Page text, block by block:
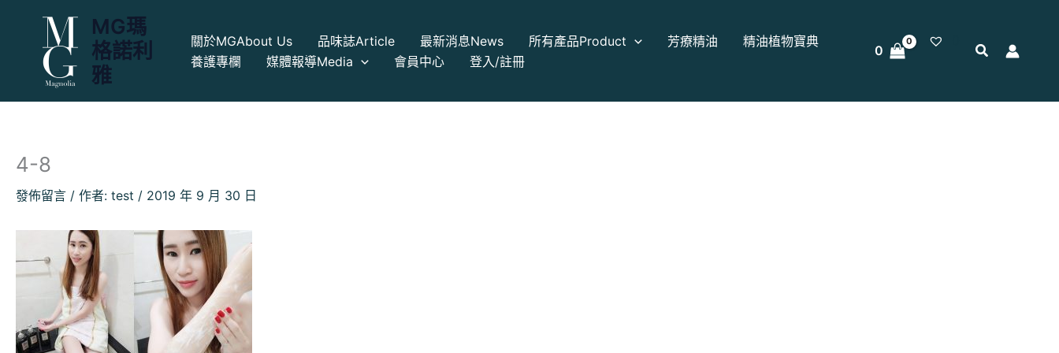
MG瑪
格諾利
雅
關於MGAbout Us 品味誌Article 最新消息News 所有產品Product 芳療精油
精油植物寶典
養護專欄
媒體報導Media 會員中心 登入/註冊
0
4-8
發佈留言 / 作者: test / 2019 年 9 月 30 日